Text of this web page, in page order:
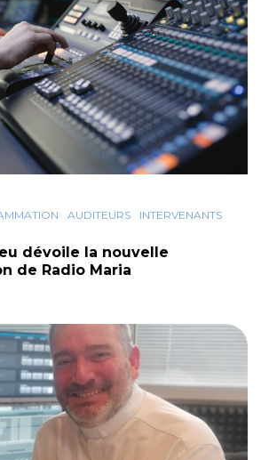
AUDITEURS
INTERVENANTS
dévoile la nouvelle
de Radio Maria